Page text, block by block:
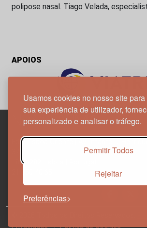
Usamos cookies no nosso site
sua experiência de utilizador,
personalizado e analisar o tráfego.
Permitir Todos
Rejeitar
Preferências
polipose nasal. Tiago Velada,
APOIOS
Edif. Lisboa Oriente | Av. Infante D.
1800-282 Lisboa | Portugal
Privacidade
Política de Cookies